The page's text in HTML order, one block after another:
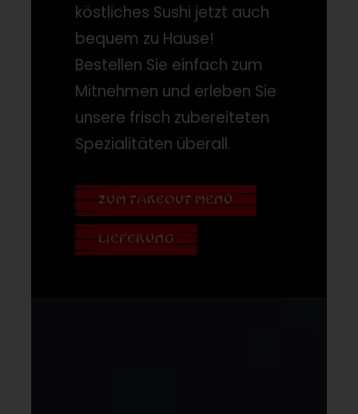
köstliches Sushi jetzt auch
bequem zu Hause!
Bestellen Sie einfach zum
Mitnehmen und erleben Sie
unsere frisch zubereiteten
Spezialitäten überall.
ZUM TAKEOUT MENÜ
LIEFERUNG